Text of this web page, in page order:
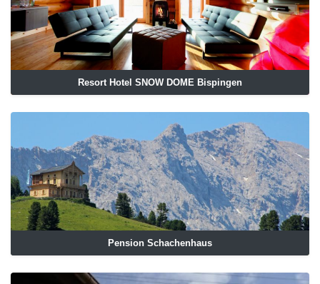
Resort Hotel SNOW DOME Bispingen
Pension Schachenhaus